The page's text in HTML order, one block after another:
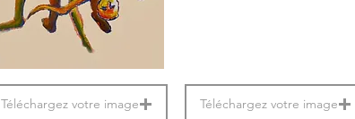
Téléchargez votre image Téléchargez votre image